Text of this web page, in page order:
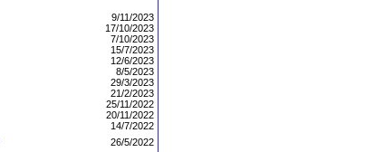
9/11/2023
17/10/2023
7/10/2023
15/7/2023
12/6/2023
8/5/2023
29/3/2023
21/2/2023
25/11/2022
20/11/2022
14/7/2022
26/5/2022